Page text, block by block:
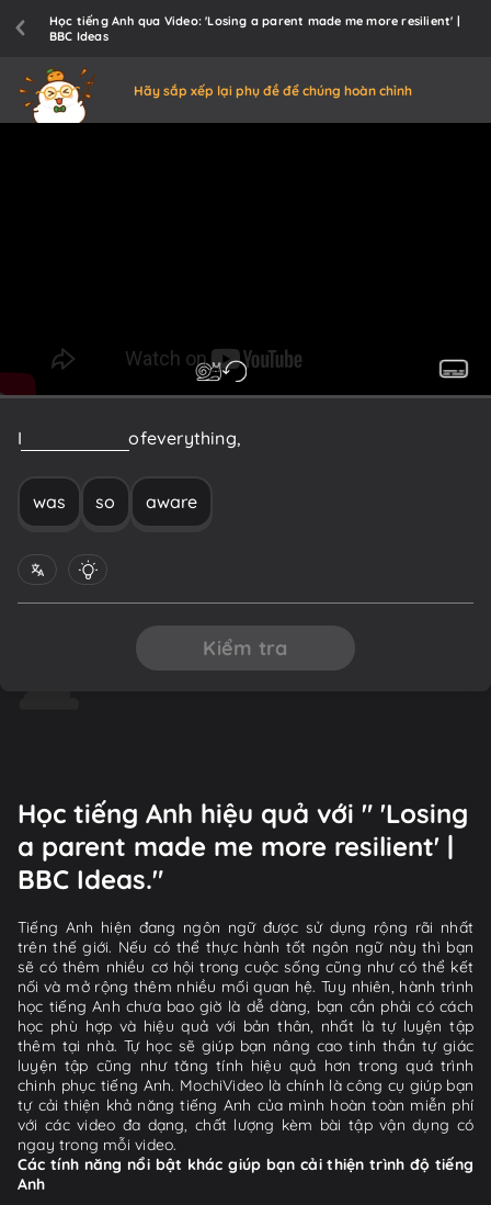
Học tiếng Anh qua Video: 'Losing a parent made me more resilient' |
BBC Ideas
Hãy sắp xếp lại phụ đề để chúng hoàn chỉnh
I awareofeverything,
was so aware
Kiểm tra
Học tiếng Anh hiệu quả với " 'Losing
a parent made me more resilient' |
BBC Ideas."
Tiếng Anh hiện đang ngôn ngữ được sử dụng rộng rãi nhất
trên thế giới. Nếu có thể thực hành tốt ngôn ngữ này thì bạn
sẽ có thêm nhiều cơ hội trong cuộc sống cũng như có thể kết
nối và mở rộng thêm nhiều mối quan hệ. Tuy nhiên, hành trình
học tiếng Anh chưa bao giờ là dễ dàng, bạn cần phải có cách
học phù hợp và hiệu quả với bản thân, nhất là tự luyện tập
thêm tại nhà. Tự học sẽ giúp bạn nâng cao tinh thần tự giác
luyện tập cũng như tăng tính hiệu quả hơn trong quá trình
chinh phục tiếng Anh. MochiVideo là chính là công cụ giúp bạn
tự cải thiện khả năng tiếng Anh của mình hoàn toàn miễn phí
với các video đa dạng, chất lượng kèm bài tập vận dụng có
ngay trong mỗi video.
Các tính năng nổi bật khác giúp bạn cải thiện trình độ tiếng
Anh